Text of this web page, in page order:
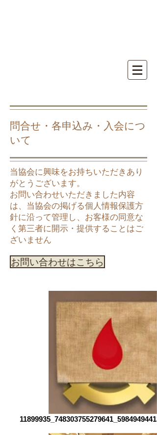
問合せ・各申込み・入会につ
いて
当協会に興味をお持ちいただきあり
がとうございます。
お問い合わせいただきました内容
は、当協会の掲げる個人情報保護方
針に沿って管理し、お客様の同意な
く第三者に開示・提供することはご
ざいません
お問い合わせはこちら